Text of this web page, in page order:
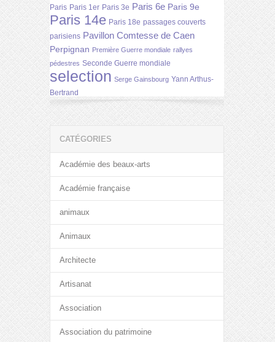
Paris Paris 1er Paris 3e Paris 6e Paris 9e
Paris 14e Paris 18e passages couverts
parisiens Pavillon Comtesse de Caen
Perpignan Première Guerre mondiale rallyes
pédestres Seconde Guerre mondiale
selection Serge Gainsbourg Yann Arthus-
Bertrand
CATÉGORIES
Académie des beaux-arts
Académie française
animaux
Animaux
Architecte
Artisanat
Association
Association du patrimoine